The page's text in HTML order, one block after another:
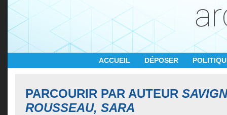
ACCUEIL DÉPOSER
PARCOURIR PAR AUTEUR
ROUSSEAU, SARA